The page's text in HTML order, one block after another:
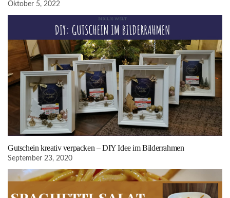
Oktober 5, 2022
Gutschein kreativ verpacken – DIY Idee im Bilderrahmen
September 23, 2020